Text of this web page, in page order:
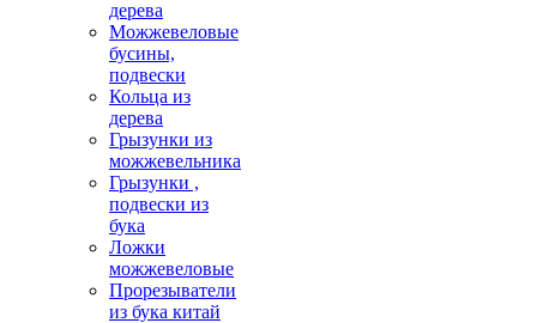
дерева
Можжевеловые
бусины,
подвески
Кольца из
дерева
Грызунки из
можжевельника
Грызунки ,
подвески из
бука
Ложки
можжевеловые
Прорезыватели
из бука китай